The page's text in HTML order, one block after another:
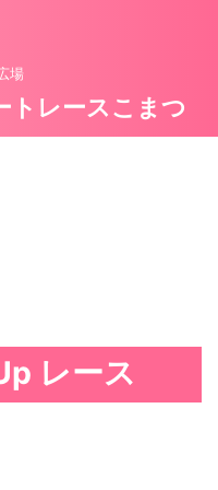
場
トレースこまつ
レース